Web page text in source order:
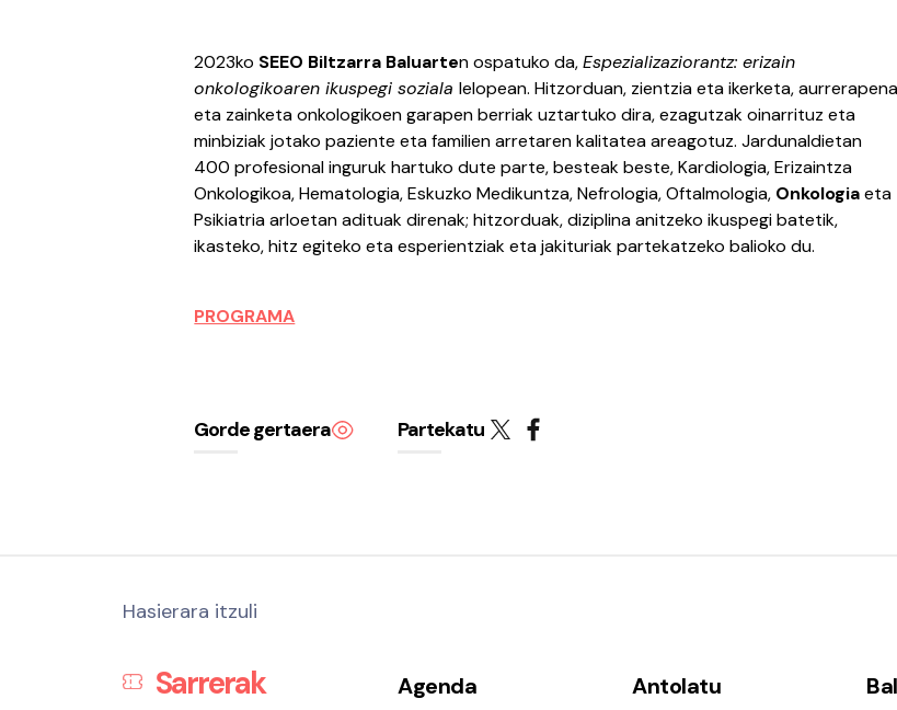
2023ko SEEO Biltzarra Baluarten ospatuko da,Espezializaziorantz: erizain
onkologikoaren ikuspegi sozialalelopean. Hitzorduan, zientzia eta ikerketa, aurrerapena
eta zainketa onkologikoen garapen berriak uztartuko dira, ezagutzak oinarrituz eta
minbiziak jotako paziente eta familien arretaren kalitatea areagotuz. Jardunaldietan
400 profesional inguruk hartuko dute parte, besteak beste, Kardiologia, Erizaintza
Onkologikoa, Hematologia, Eskuzko Medikuntza, Nefrologia, Oftalmologia, Onkologiaeta
Psikiatria arloetan adituak direnak; hitzorduak, diziplina anitzeko ikuspegi batetik,
ikasteko, hitz egiteko eta esperientziak eta jakituriak partekatzeko balioko du.
PROGRAMA
Gorde gertaera Partekatu
Hasierara itzuli
Sarrerak
Agenda Antolatu